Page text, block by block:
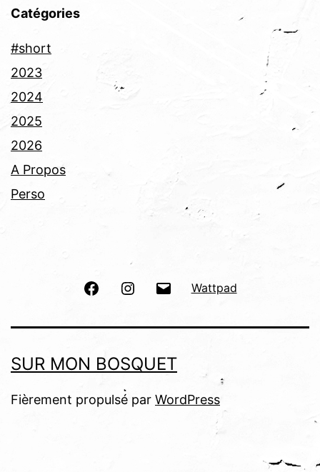
Catégories
#short
2023
2024
2025
2026
A Propos
Perso
FacebookInstagram Wattpad
SUR MON BOSQUET
Fièrement propulsé par WordPress